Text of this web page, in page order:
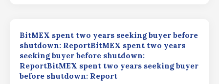
BitMEX spent two years seeking buyer before
shutdown: ReportBitMEX spent two years
seeking buyer before shutdown:
ReportBitMEX spent two years seeking buyer
before shutdown: Report